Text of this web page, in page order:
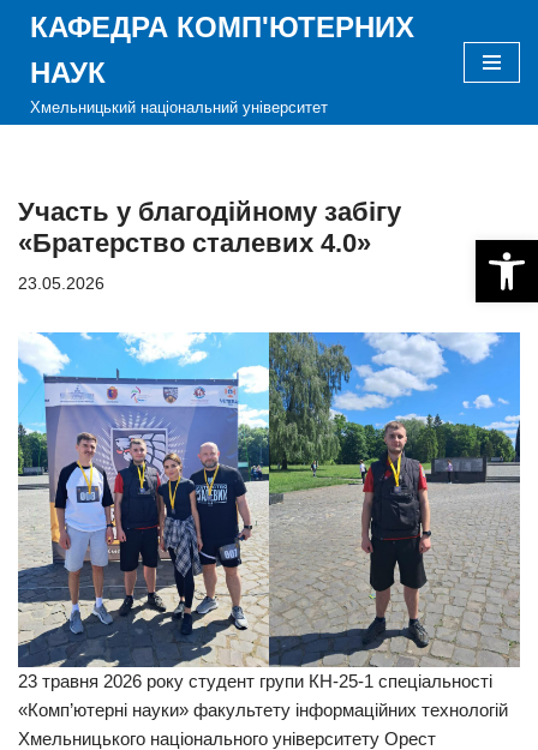
Перейти
вмісту
КАФЕДРА КОМП'ЮТЕРНИХ
НАУК
Хмельницький національний університет
Участь у благодійному забігу
«Братерство сталевих 4.0»
23.05.2026
23 травня 2026 року студент групи КН-25-1 спеціальності
«Комп’ютерні науки» факультету інформаційних технологій
Хмельницького національного університету Орест